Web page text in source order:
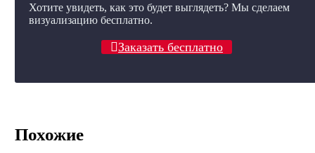
Хотите увидеть, как это будет выглядеть? Мы сделаем
визуализацию бесплатно.
Заказать бесплатно
Похожие